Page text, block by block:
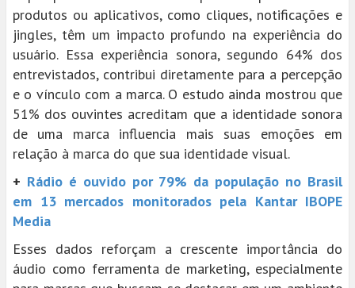
produtos ou aplicativos, como cliques, notificações e
jingles, têm um impacto profundo na experiência do
usuário. Essa experiência sonora, segundo 64% dos
entrevistados, contribui diretamente para a percepção
e o vínculo com a marca. O estudo ainda mostrou que
51% dos ouvintes acreditam que a identidade sonora
de uma marca influencia mais suas emoções em
relação à marca do que sua identidade visual.
+ Rádio é ouvido por 79% da população no Brasil
em 13 mercados monitorados pela Kantar IBOPE
Media
Esses dados reforçam a crescente importância do
áudio como ferramenta de marketing, especialmente